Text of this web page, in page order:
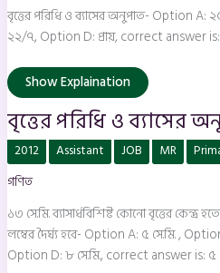
বৃত্তের পরিধি ও ব্যাসের অনুপাত- Option
২২/৭, Option D: প্রায়, correct answer
Show Explaination
বৃত্তের পরিধি ও ব্যাসের
2012 Assistant JOB MR
গণিত
১৩ সে.মি. ব্যাসার্ধবিশিষ্ট কোনো বৃত্তের কেন্দ্র
লম্বের দৈর্ঘ্য হবে- Option A: ৫ সে.মি. ,
Option D: ৮ সে.মি., correct answer is: ৫
১৩
সে.মি.
ব্যাসার্ধবিশিষ্ট
কোনো
কেন্দ্র
হতে
২৪
সে.মি.
দীর্ঘ